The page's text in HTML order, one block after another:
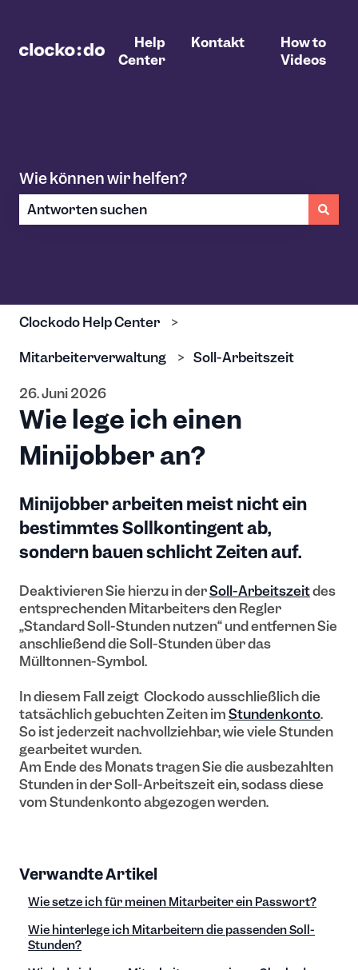
Help
Center
Kontakt
How to
Videos
Wie können wir helfen?
Clockodo Help Center
Mitarbeiterverwaltung Soll-Arbeitszeit
26. Juni 2026
Wie lege ich einen
Minijobber an?
Minijobber arbeiten meist nicht ein
bestimmtes Sollkontingent ab,
sondern bauen schlicht Zeiten auf.
Deaktivieren Sie hierzu in derSoll-Arbeitszeitdes
entsprechenden Mitarbeiters den Regler
„Standard Soll-Stunden nutzen“ und entfernen Sie
anschließend die Soll-Stunden über das
Mülltonnen-Symbol.
In diesem Fall zeigt Clockodo ausschließlich die
tatsächlich gebuchten Zeiten imStundenkonto.
So ist jederzeit nachvollziehbar, wie viele Stunden
gearbeitet wurden.
Am Ende des Monats tragen Sie die ausbezahlten
Stunden in der Soll-Arbeitszeit ein, sodass diese
vom Stundenkonto abgezogen werden.
Verwandte Artikel
Wie setze ich für meinen Mitarbeiter ein Passwort?
Wie hinterlege ich Mitarbeitern die passenden Soll-
Stunden?